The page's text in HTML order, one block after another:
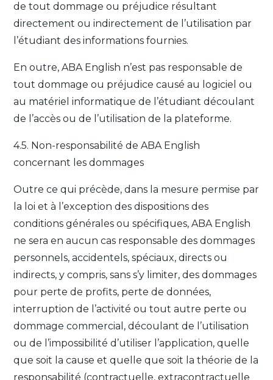
de tout dommage ou préjudice résultant
directement ou indirectement de l’utilisation par
l’étudiant des informations fournies.
En outre, ABA English n’est pas responsable de
tout dommage ou préjudice causé au logiciel ou
au matériel informatique de l’étudiant découlant
de l’accès ou de l’utilisation de la plateforme.
4.5. Non-responsabilité de ABA English
concernant les dommages
Outre ce qui précède, dans la mesure permise par
la loi et à l’exception des dispositions des
conditions générales ou spécifiques, ABA English
ne sera en aucun cas responsable des dommages
personnels, accidentels, spéciaux, directs ou
indirects, y compris, sans s’y limiter, des dommages
pour perte de profits, perte de données,
interruption de l’activité ou tout autre perte ou
dommage commercial, découlant de l’utilisation
ou de l’impossibilité d’utiliser l’application, quelle
que soit la cause et quelle que soit la théorie de la
responsabilité (contractuelle, extracontractuelle